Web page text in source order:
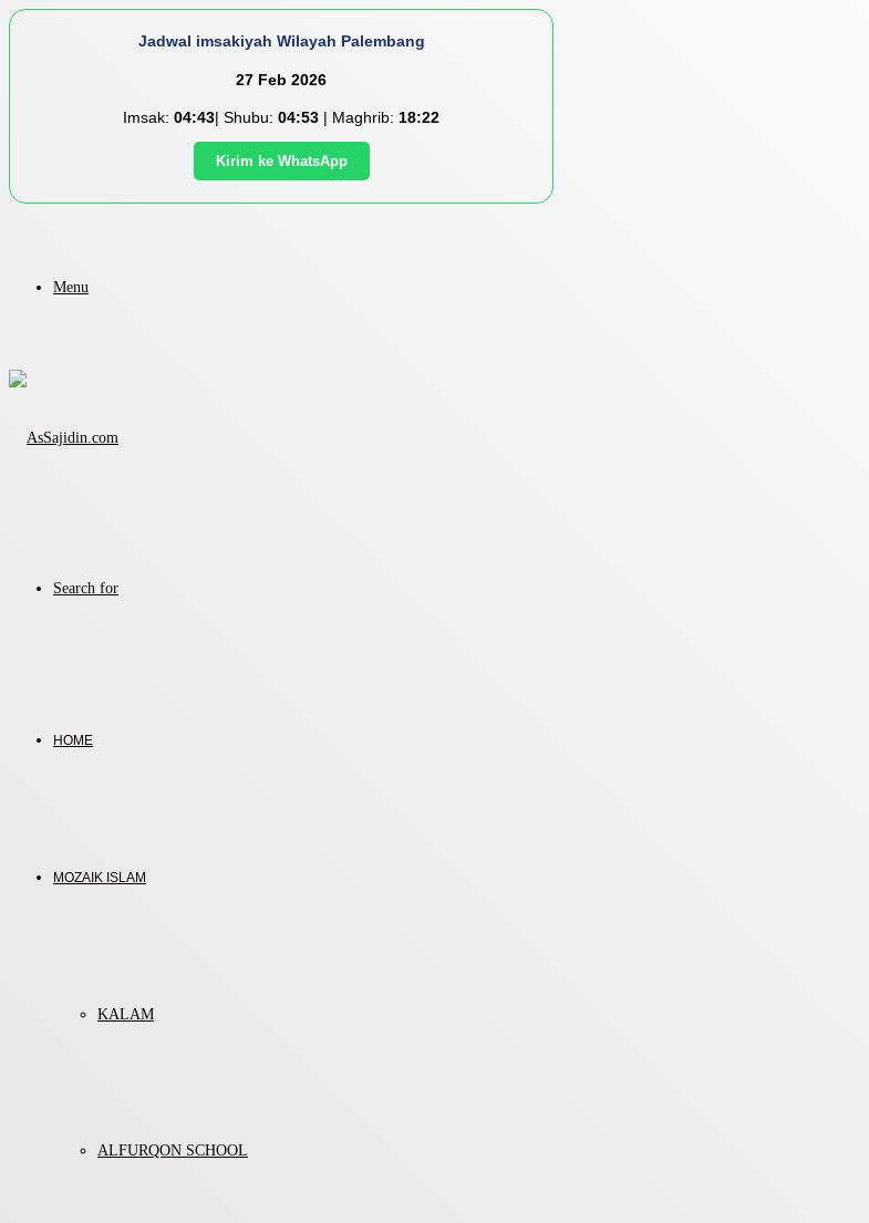
Jadwal imsakiyah Wilayah Palembang
27 Feb 2026
Imsak: 04:43| Shubu: 04:53 | Maghrib: 18:22
Kirim ke WhatsApp
Menu
Search for
HOME
MOZAIK ISLAM
KALAM
ALFURQON SCHOOL